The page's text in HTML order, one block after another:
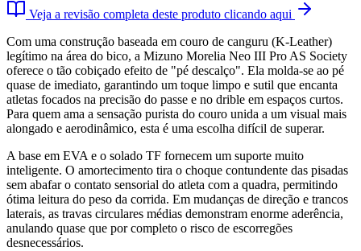
Veja a revisão completa deste produto clicando aqui
Com uma construção baseada em couro de canguru (K-Leather)
legítimo na área do bico, a Mizuno Morelia Neo III Pro AS Society
oferece o tão cobiçado efeito de "pé descalço". Ela molda-se ao pé
quase de imediato, garantindo um toque limpo e sutil que encanta
atletas focados na precisão do passe e no drible em espaços curtos.
Para quem ama a sensação purista do couro unida a um visual mais
alongado e aerodinâmico, esta é uma escolha difícil de superar.
A base em EVA e o solado TF fornecem um suporte muito
inteligente. O amortecimento tira o choque contundente das pisadas
sem abafar o contato sensorial do atleta com a quadra, permitindo
ótima leitura do peso da corrida. Em mudanças de direção e trancos
laterais, as travas circulares médias demonstram enorme aderência,
anulando quase que por completo o risco de escorregões
desnecessários.